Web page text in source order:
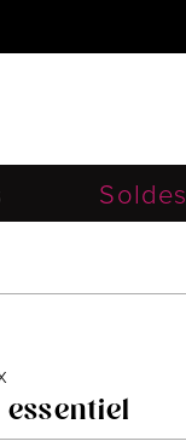
Soldes